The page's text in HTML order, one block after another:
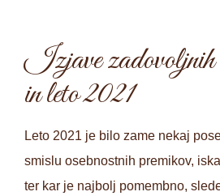
Izjave zadovoljnih
in leto 2021
Leto 2021 je bilo zame nekaj
smislu osebnostnih premikov,
ter kar je najbolj pomembno,